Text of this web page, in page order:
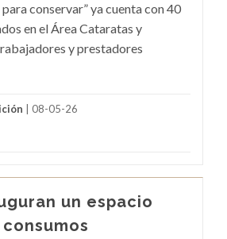
conservar” ya cuenta con 40
en el Área Cataratas y
y prestadores
| 08-05-26
un espacio